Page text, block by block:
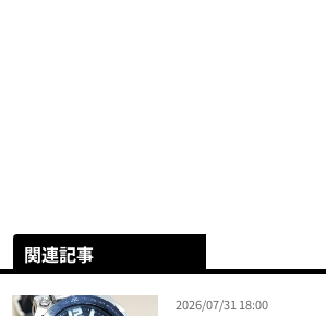
関連記事
2026/07/31 18:00